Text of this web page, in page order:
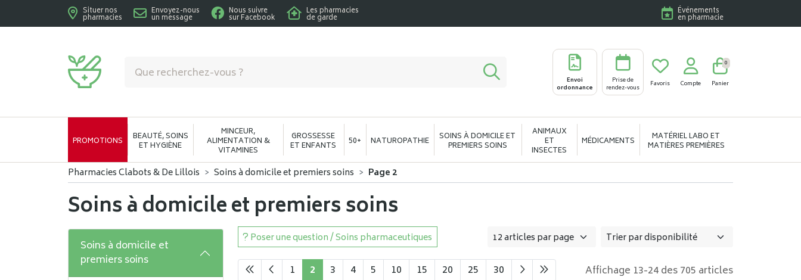
Situer nos
pharmacies
Envoyez-nous
un message
Nous suivre
sur Facebook
Les pharmacies
de garde
Événements
en pharmacie
Envoi
ordonnance
Prise de
rendez-vous
Favoris Compte Panier
0
PROMOTIONS BEAUTÉ, SOINS
ET HYGIÈNE
MINCEUR,
ALIMENTATION &
VITAMINES
GROSSESSE
ET ENFANTS 50+ NATUROPATHIE SOINS À DOMICILE ET
PREMIERS SOINS
ANIMAUX
ET
INSECTES
MÉDICAMENTS MATÉRIEL LABO ET
MATIÈRES PREMIÈRES
Pharmacies Clabots & De Lillois Soins à domicile et premiers soins Page 2
Soins à domicile et premiers soins
Poser une question / Soins pharmaceutiques
Affichage 13-24 des 705 articles
1 2 3 4 5 10 15 20 25 30
Soins à domicile et
premiers soins